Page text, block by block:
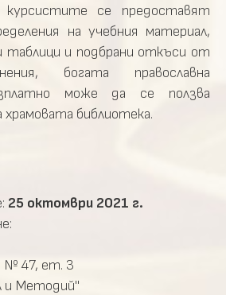
курсистите се предоставят
на учебния материал,
таблици и подбрани откъси от
богата православна
може да се ползва
библиотека.
25 октомври 2021 г.
№ 47, ет. 3
и Методий"